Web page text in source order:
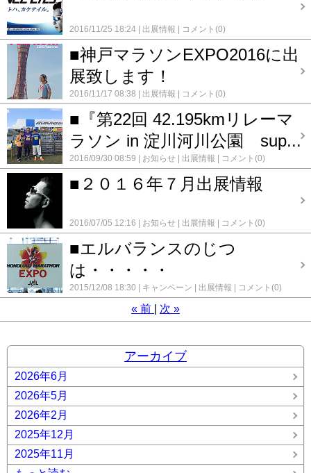
2016/11/25 18:24 出展情報 コメント(0)
■神戸マラソンEXPO2016に出
展致します！
2016/11/17 08:38 出展情報 コメント(0)
■『第22回 42.195kmリレーマ
ラソン in 淀川河川公園 sup...
2016/09/30 08:59 お知らせ 出展情報 コメント(0)
■２０１６年７月出展情報
2016/07/05 12:16 お知らせ 出展情報 コメント(0)
■エルバランスのじつ
は・・・・・
2015/12/08 18:30 キャンペーン 出展情報 コメント(0)
« 前 次 »
アーカイブ
2026年6月
2026年5月
2026年2月
2025年12月
2025年11月